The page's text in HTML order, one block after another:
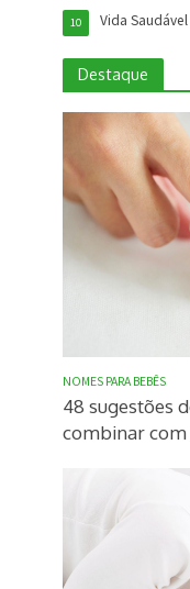
Vida Saudável
10
Destaque
NOMES PARA BEBÊS
48 sugestões
combinar com